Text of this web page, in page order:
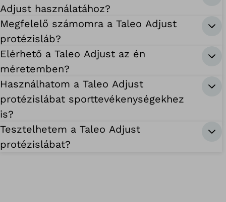
Adjust használatához?
Megfelelő számomra a Taleo Adjust
protézisláb?
Elérhető a Taleo Adjust az én
méretemben?
Használhatom a Taleo Adjust
protézislábat sporttevékenységekhez
is?
Tesztelhetem a Taleo Adjust
protézislábat?